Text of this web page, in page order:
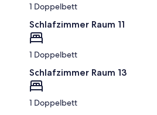
1 Doppelbett
Schlafzimmer Raum 11
1 Doppelbett
Schlafzimmer Raum 13
1 Doppelbett